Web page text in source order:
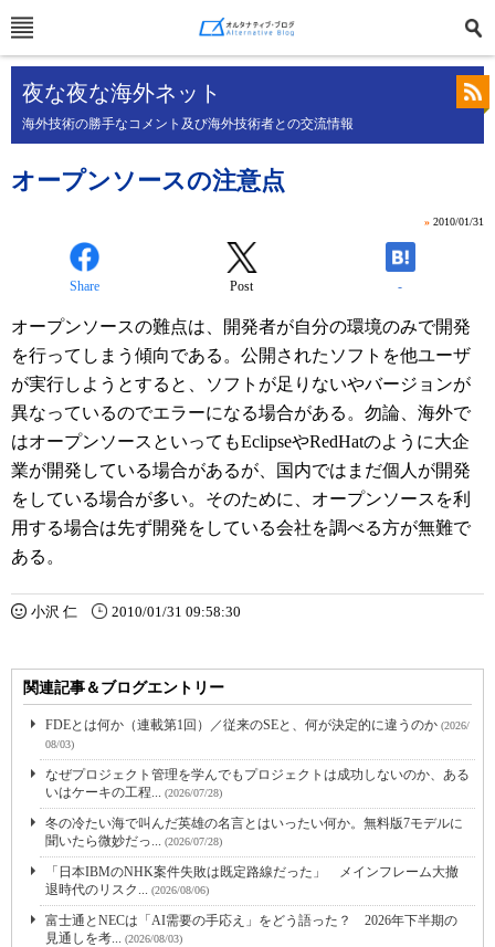
夜な夜な海外ネット
海外技術の勝手なコメント及び海外技術者との交流情報
オープンソースの注意点
» 2010/01/31
Share Post -
オープンソースの難点は、開発者が自分の環境のみで開発
を行ってしまう傾向である。公開されたソフトを他ユーザ
が実行しようとすると、ソフトが足りないやバージョンが
異なっているのでエラーになる場合がある。勿論、海外で
はオープンソースといってもEclipseやRedHatのように大企
業が開発している場合があるが、国内ではまだ個人が開発
をしている場合が多い。そのために、オープンソースを利
用する場合は先ず開発をしている会社を調べる方が無難で
ある。
小沢 仁 2010/01/31 09:58:30
関連記事＆ブログエントリー
FDEとは何か（連載第1回）／従来のSEと、何が決定的に違うのか (2026/
08/03)
なぜプロジェクト管理を学んでもプロジェクトは成功しないのか、ある
いはケーキの工程... (2026/07/28)
冬の冷たい海で叫んだ英雄の名言とはいったい何か。無料版7モデルに
聞いたら微妙だっ... (2026/07/28)
「日本IBMのNHK案件失敗は既定路線だった」 メインフレーム大撤
退時代のリスク... (2026/08/06)
富士通とNECは「AI需要の手応え」をどう語った？ 2026年下半期の
見通しを考... (2026/08/03)